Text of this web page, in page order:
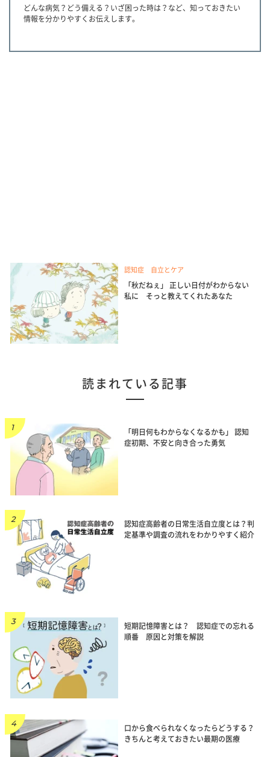
どんな病気？どう備える？いざ困った時は？など、知っておきたい
情報を分かりやすくお伝えします。
認知症 自立とケア
「秋だねぇ」 正しい日付がわからない
私に そっと教えてくれたあなた
読まれている記事
「明日何もわからなくなるかも」 認知
症初期、不安と向き合った勇気
認知症高齢者の日常生活自立度とは？判
定基準や調査の流れをわかりやすく紹介
短期記憶障害とは？ 認知症での忘れる
順番 原因と対策を解説
口から食べられなくなったらどうする？
きちんと考えておきたい最期の医療